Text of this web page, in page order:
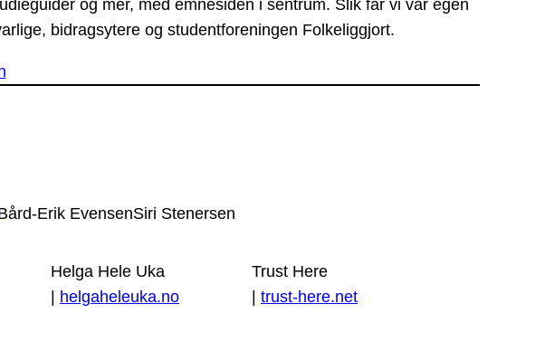
og mer, med emnesiden i sentrum. Slik får vi vår egen
bidragsytere og studentforeningen Folkeliggjort.
Erik EvensenSiri Stenersen
Helga Hele Uka
| helgaheleuka.no
Trust Here
| trust-here.net